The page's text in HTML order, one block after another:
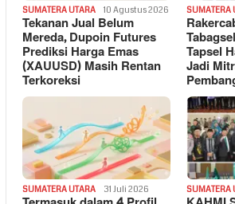
SUMATERA UTARA 10 Agustus 2026
Tekanan Jual Belum
Mereda, Dupoin Futures
Prediksi Harga Emas
(XAUUSD) Masih Rentan
Terkoreksi
SUMATERA
Tapsel
Jadi
SUMATERA UTARA 31 Juli 2026 SUMATERA